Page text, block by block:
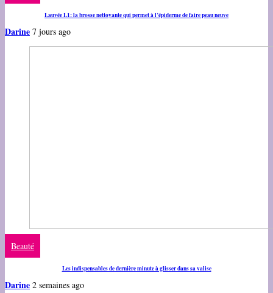
Lauvée L1: la brosse nettoyante qui permet à l’épiderme de faire peau neuve
Darine 7 jours ago
Beauté
Les indispensables de dernière minute à glisser dans sa valise
Darine 2 semaines ago